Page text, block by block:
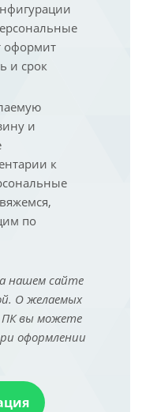
оформит
и срок
и
к
по
нашем сайте
О желаемых
ПК вы можете
оформлении